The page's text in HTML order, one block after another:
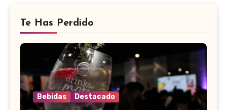
Te Has Perdido
Bebidas Destacado